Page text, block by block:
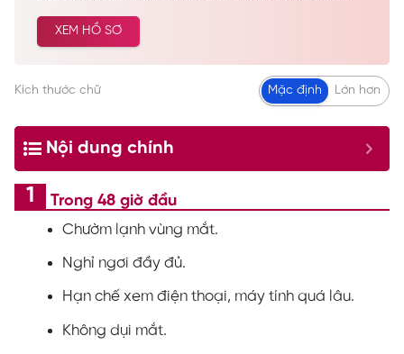
các dịch vụ spa làm đẹp, chăm sóc da công nghệ
cao… Được nhiều khách hàng tin tưởng và lựa
XEM HỒ SƠ
Kích thước chữ Mặc định Lớn hơn
Nội dung chính
Trong 48 giờ đầu
Chườm lạnh vùng mắt.
Nghỉ ngơi đầy đủ.
Hạn chế xem điện thoại, máy tính quá lâu.
Không dụi mắt.